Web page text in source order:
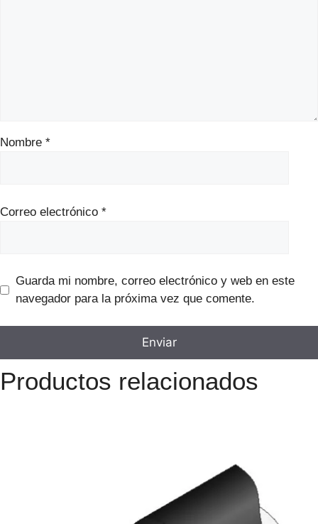
Nombre *
Correo electrónico *
Guarda mi nombre, correo electrónico y web en este
navegador para la próxima vez que comente.
Productos relacionados